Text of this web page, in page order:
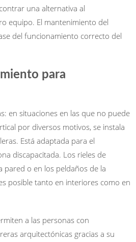
una alternativa al
equipo. El mantenimiento del
del funcionamiento correcto del
para
en situaciones en las que no puede
por diversos motivos, se instala
Está adaptada para el
discapacitada. Los rieles de
pared o en los peldaños de la
posible tanto en interiores como en
a las personas con
arquitectónicas gracias a su